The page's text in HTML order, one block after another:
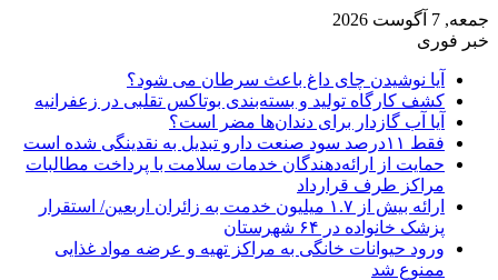
جمعه, 7 آگوست 2026
خبر فوری
آیا نوشیدن چای داغ باعث سرطان می شود؟
کشف کارگاه تولید و بسته‌بندی بوتاکس تقلبی در زعفرانیه
آیا آب گازدار برای دندان‌ها مضر است؟
فقط ۱۱‌درصد سود صنعت دارو تبدیل به نقدینگی شده است
حمایت از ارائه‌دهندگان خدمات سلامت با پرداخت مطالبات
مراکز طرف قرارداد
ارائه بیش از ۱.۷ میلیون خدمت به زائران اربعین/ استقرار
پزشک خانواده در ۶۴ شهرستان
ورود حیوانات خانگی به مراکز تهیه و عرضه مواد غذایی
ممنوع شد